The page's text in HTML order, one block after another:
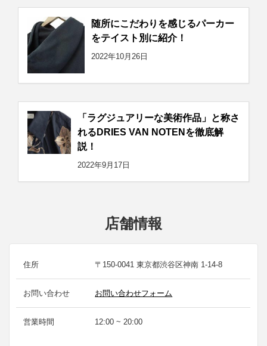
随所にこだわりを感じるパーカー
をテイスト別に紹介！
2022年10月26日
「ラグジュアリーな美術作品」と称さ
れるDRIES VAN NOTENを徹底解
説！
2022年9月17日
店舗情報
住所 〒150-0041 東京都渋谷区神南 1-14-8
お問い合わせ お問い合わせフォーム
営業時間 12:00 ~ 20:00